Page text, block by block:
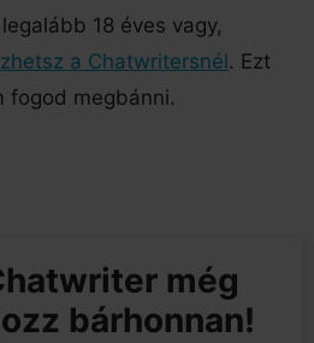
18 éves vagy,
a Chatwritersnél. Ezt
fogod megbánni.
még
bárhonnan!